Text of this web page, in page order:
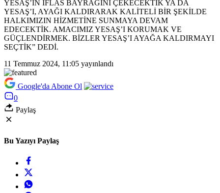
YESAŞ’IN İFLAS BAYRAĞINI ÇEKECEKTİK YA DA
YESAŞ’I, AYAĞI KALDIRARAK KALİTELİ BİR ŞEKİLDE
HALKIMIZIN HİZMETİNE SUNMAYA DEVAM
EDECEKTİK. AMACIMIZ YESAŞ’I KORUMAK VE
GÜÇLENDİRMEK. BİZLER YESAŞ’I AYAĞA KALDIRMAYI
SEÇTİK” DEDİ.
11 Temmuz 2024, 11:05 yayınlandı
Google'da Abone Ol
0
Paylaş
Bu Yazıyı Paylaş